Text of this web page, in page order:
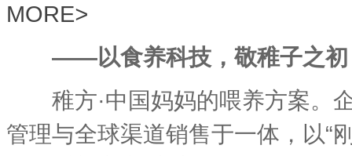
MORE>
——以食养科技，敬稚子之初
稚方·中国妈妈的喂养方案。企
管理与全球渠道销售于一体，以“